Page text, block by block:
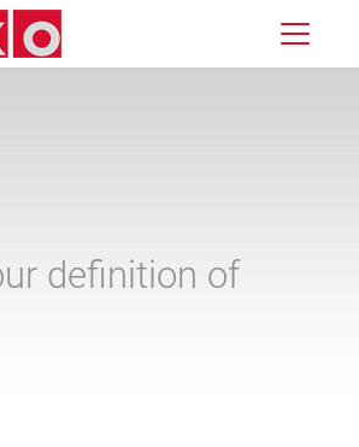
definition of